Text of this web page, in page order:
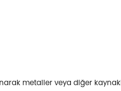
metaller veya diğer